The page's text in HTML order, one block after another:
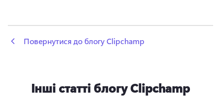
Повернутися до блогу Clipchamp
Інші статті блогу Clipchamp